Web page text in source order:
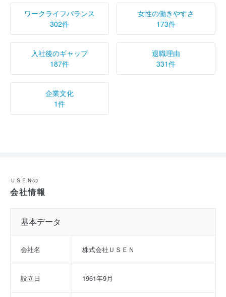
ワークライフバランス
302件
女性の働きやすさ
173件
入社後のギャップ
187件
退職理由
331件
企業文化
1件
ＵＳＥＮの
会社情報
基本データ
会社名 株式会社ＵＳＥＮ
設立日 1961年9月